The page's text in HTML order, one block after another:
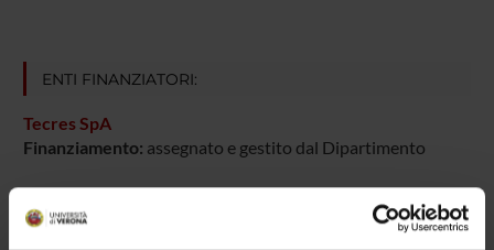
ENTI FINANZIATORI:
Tecres SpA
Finanziamento: assegnato e gestito dal Dipartimento